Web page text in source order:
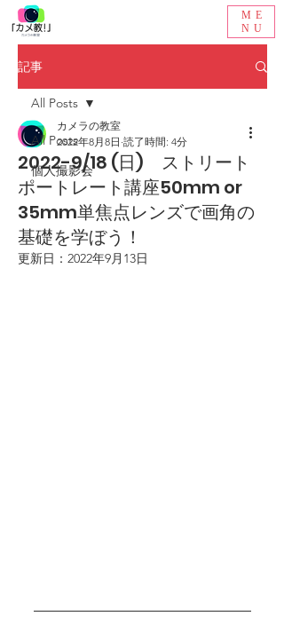
ME
NU
記事
All Posts
個人撮影会
All Posts
2022-9/18 (日) ストリート
ポートレート講座50mm or
35mm単焦点レンズで画角の
基礎を学ぼう！
カメラの教室
2022年8月8日 読了時間: 4分
更新日： 2022年9月13日